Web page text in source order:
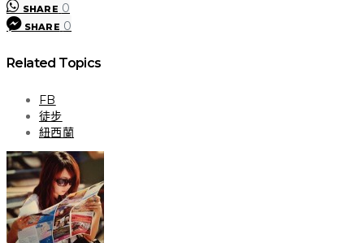
SHARE 0
SHARE 0
Related Topics
FB
徒步
紐西蘭